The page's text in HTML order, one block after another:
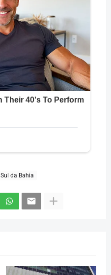
Sul da Bahia